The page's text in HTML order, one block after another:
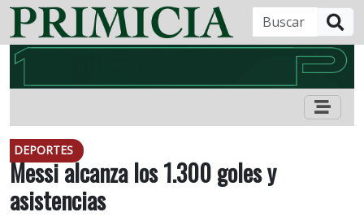
DEPORTES
Messi alcanza los 1.300 goles y
asistencias